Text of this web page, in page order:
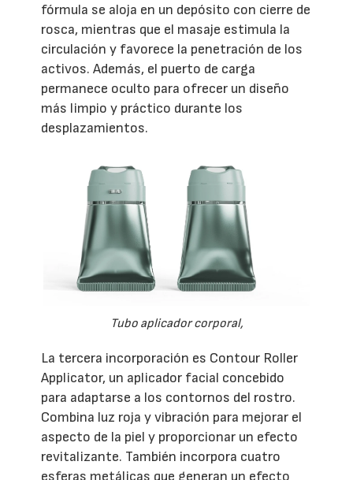
fórmula se aloja en un depósito con cierre de
rosca, mientras que el masaje estimula la
circulación y favorece la penetración de los
activos. Además, el puerto de carga
permanece oculto para ofrecer un diseño
más limpio y práctico durante los
desplazamientos.
Tubo aplicador corporal,
La tercera incorporación es Contour Roller
Applicator, un aplicador facial concebido
para adaptarse a los contornos del rostro.
Combina luz roja y vibración para mejorar el
aspecto de la piel y proporcionar un efecto
revitalizante. También incorpora cuatro
esferas metálicas que generan un efecto